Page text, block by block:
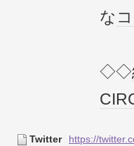
な
◇◇
Twitter https://